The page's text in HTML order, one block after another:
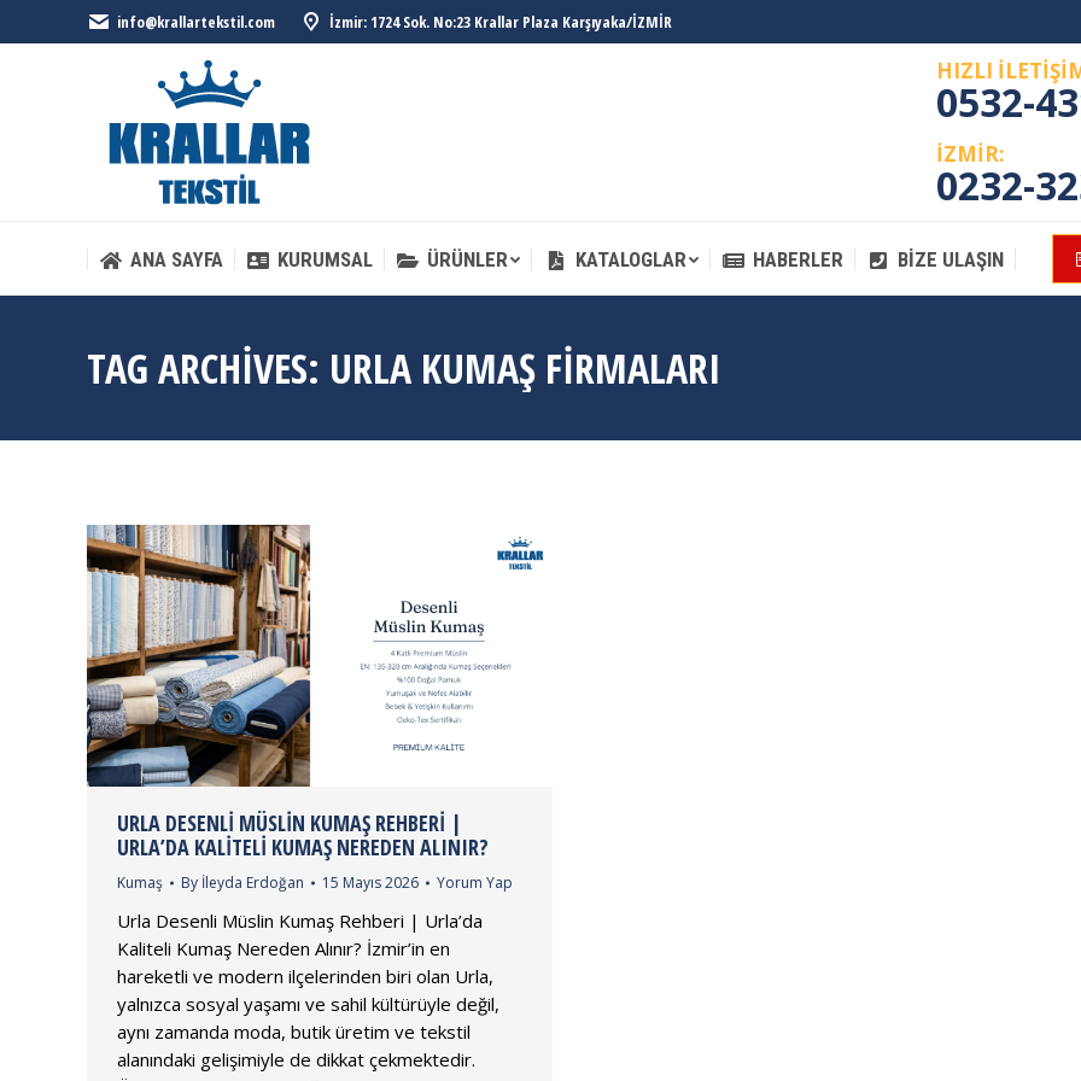
info@krallartekstil.com İzmir: 1724 Sok. No:23 Krallar Plaza Karşıyaka/İZMİR
HIZLI
0532-
İZMİR:
0232-
ANA SAYFA KURUMSAL ÜRÜNLER KATALOGLAR HABERLER BIZE ULAŞIN
TAG ARCHIVES: URLA KUMAŞ FIRMALARI
URLA DESENLI MÜSLIN KUMAŞ REHBERI |
URLA’DA KALITELI KUMAŞ NEREDEN ALINIR?
Kumaş By İleyda Erdoğan 15 Mayıs 2026 Yorum Yap
Urla Desenli Müslin Kumaş Rehberi | Urla’da
Kaliteli Kumaş Nereden Alınır? İzmir’in en
hareketli ve modern ilçelerinden biri olan Urla,
yalnızca sosyal yaşamı ve sahil kültürüyle değil,
aynı zamanda moda, butik üretim ve tekstil
alanındaki gelişimiyle de dikkat çekmektedir.
ANA SAYFA KURUMSAL ÜRÜNLER KATALOGLAR HABERLER BIZE ULAŞIN